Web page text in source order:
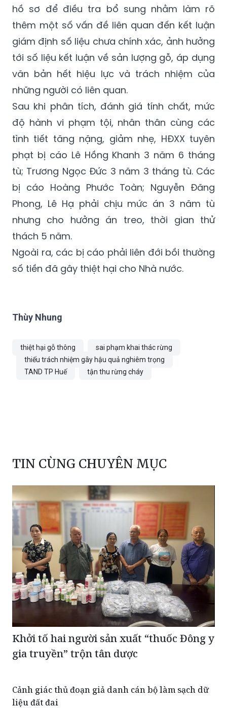
hồ sơ để điều tra bổ sung nhằm làm rõ
thêm một số vấn đề liên quan đến kết luận
giám định số liệu chưa chính xác, ảnh hưởng
tới số liệu kết luận về sản lượng gỗ, áp dụng
văn bản hết hiệu lực và trách nhiệm của
những người có liên quan.
Sau khi phân tích, đánh giá tính chất, mức
độ hành vi phạm tội, nhân thân cùng các
tình tiết tăng nặng, giảm nhẹ, HĐXX tuyên
phạt bị cáo Lê Hồng Khanh 3 năm 6 tháng
tù; Trương Ngọc Đức 3 năm 3 tháng tù. Các
bị cáo Hoàng Phước Toàn; Nguyễn Đăng
Phong, Lê Hạ phải chịu mức án 3 năm tù
nhưng cho hưởng án treo, thời gian thử
thách 5 năm.
Ngoài ra, các bị cáo phải liên đới bồi thường
số tiền đã gây thiệt hại cho Nhà nước.
Thùy Nhung
thiệt hại gỗ thông
sai phạm khai thác rừng
thiếu trách nhiệm gây hậu quả nghiêm trọng
TAND TP Huế
tận thu rừng cháy
TIN CÙNG CHUYÊN MỤC
Khởi tố hai người sản xuất “thuốc Đông y
gia truyền” trộn tân dược
Cảnh giác thủ đoạn giả danh cán bộ làm sạch dữ
liệu đất đai